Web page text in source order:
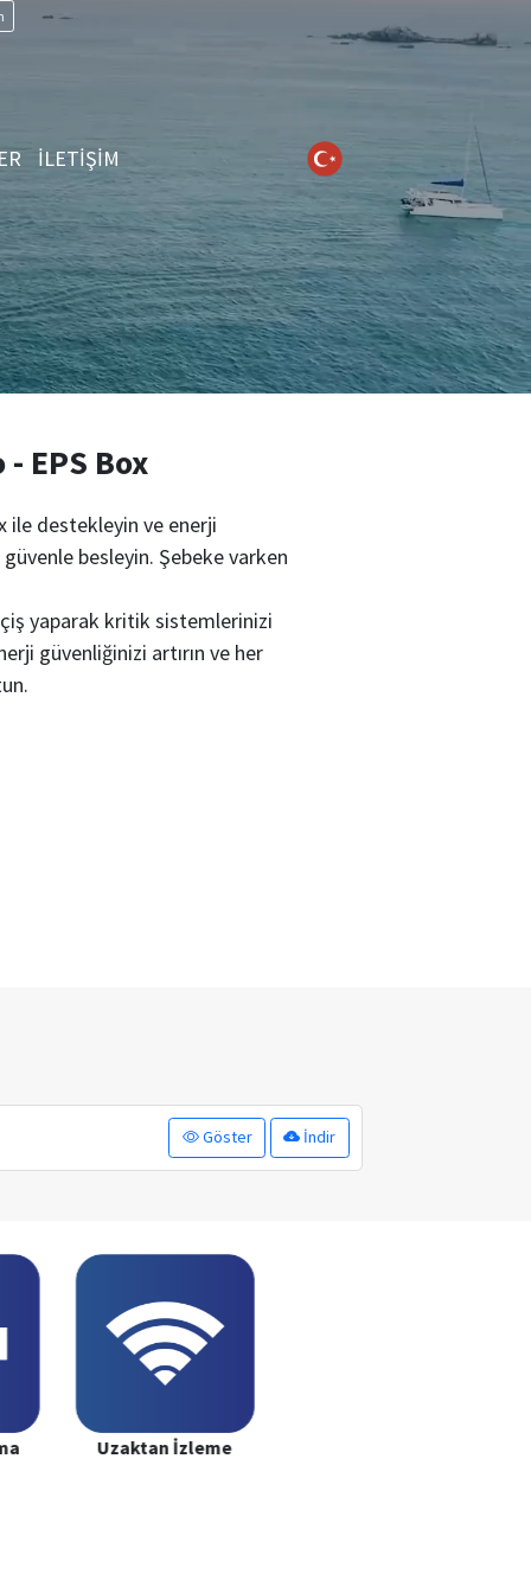
İLETİŞİM
EPS Box
ile destekleyin ve enerji
besleyin. Şebeke varken
yaparak kritik sistemlerinizi
güvenliğinizi artırın ve her
Göster İndir
Uzaktan İzleme